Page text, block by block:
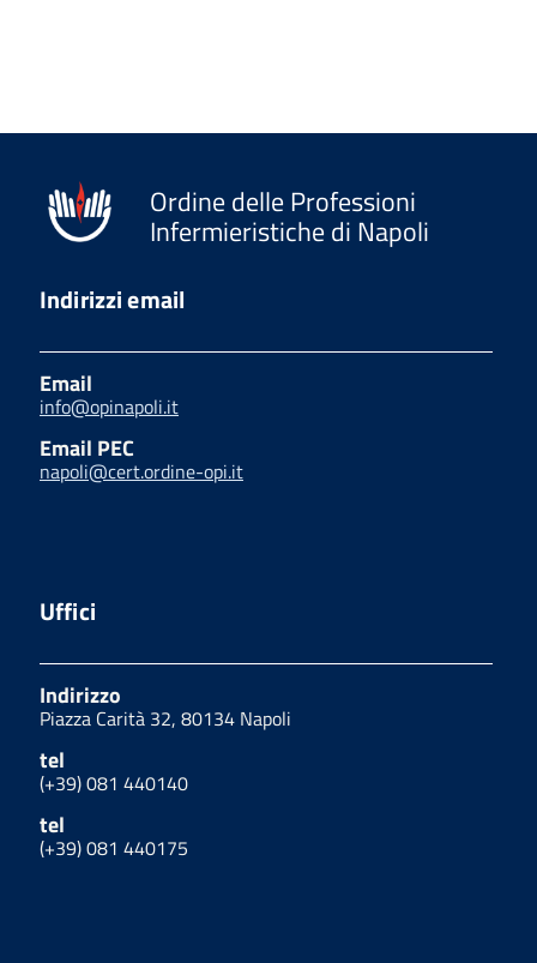
Ordine delle Professioni
Infermieristiche di Napoli
Indirizzi email
Email
info@opinapoli.it
Email PEC
napoli@cert.ordine-opi.it
Uffici
Indirizzo
Piazza Carità 32, 80134 Napoli
tel
(+39) 081 440140
tel
(+39) 081 440175